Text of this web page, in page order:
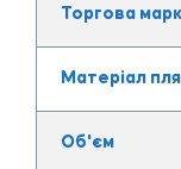
Торгова
Матеріал
Об'єм